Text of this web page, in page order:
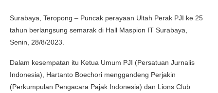
Surabaya, Teropong – Puncak perayaan Ultah Perak PJI ke 25
tahun berlangsung semarak di Hall Maspion IT Surabaya,
Senin, 28/8/2023.
Dalam kesempatan itu Ketua Umum PJI (Persatuan Jurnalis
Indonesia), Hartanto Boechori menggandeng Perjakin
(Perkumpulan Pengacara Pajak Indonesia) dan Lions Club